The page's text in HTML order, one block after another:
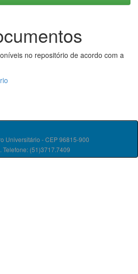
no repositório de acordo com a
Universitário - CEP 96815-900
Telefone: (51)3717.7409